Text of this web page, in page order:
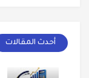
أحدث المقالات